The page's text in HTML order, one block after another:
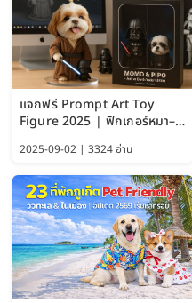
แจกฟรี Prompt Art Toy
Figure 2025 | ฟิกเกอร์หมา–
ChatGPT และ Gemini
2025-09-02 | 3324 อ่าน